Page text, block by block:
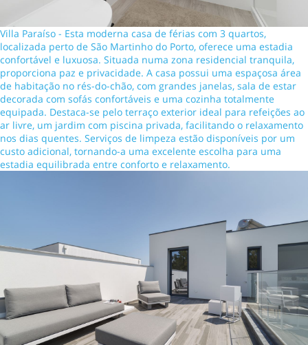
Villa Paraíso - Esta moderna casa de férias com 3 quartos,
localizada perto de São Martinho do Porto, oferece uma estadia
confortável e luxuosa. Situada numa zona residencial tranquila,
proporciona paz e privacidade. A casa possui uma espaçosa área
de habitação no rés-do-chão, com grandes janelas, sala de estar
decorada com sofás confortáveis e uma cozinha totalmente
equipada. Destaca-se pelo terraço exterior ideal para refeições ao
ar livre, um jardim com piscina privada, facilitando o relaxamento
nos dias quentes. Serviços de limpeza estão disponíveis por um
custo adicional, tornando-a uma excelente escolha para uma
estadia equilibrada entre conforto e relaxamento.